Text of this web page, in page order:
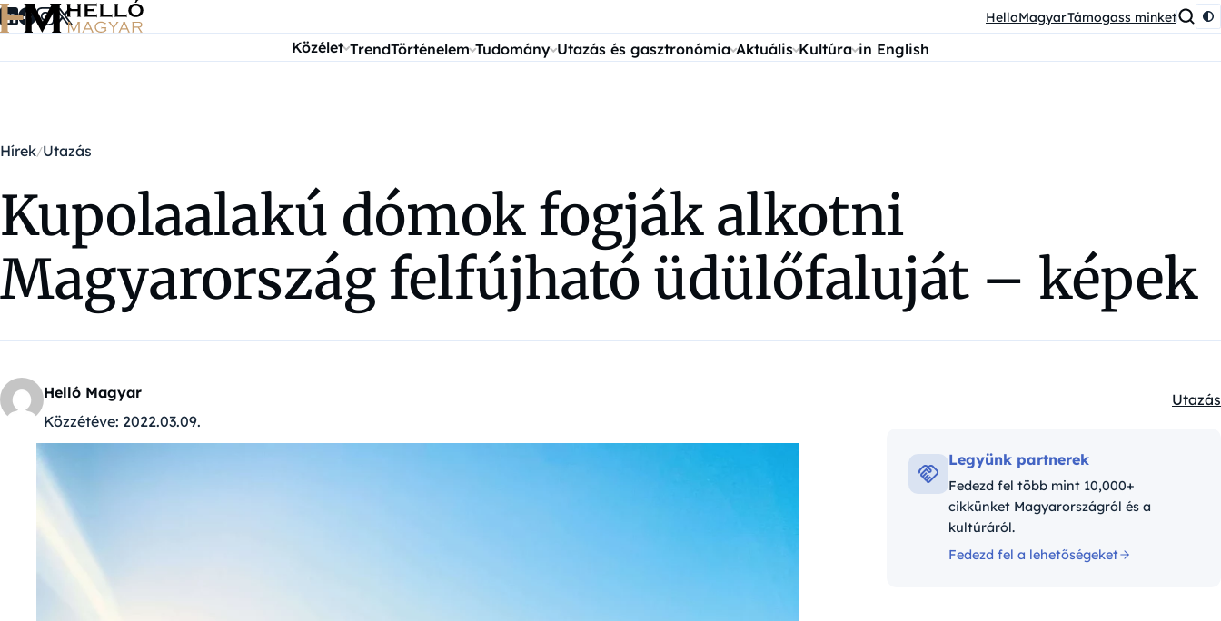
Ugrás a tartalomra HelloMagyarTámogass minket
Közélet TrendTörténelem Tudomány Utazás és gasztronómia Aktuális Kultúra in English
Hírek Utazás
Kupolaalakú dómok fogják alkotni
Magyarország felfújható üdülőfaluját – képek
Helló Magyar
Közzétéve: 2022.03.09.
Utazás
Legyünk partnerek
Fedezd fel több mint 10,000+
cikkünket Magyarországról és a
kultúráról.
Fedezd fel a lehetőségeket